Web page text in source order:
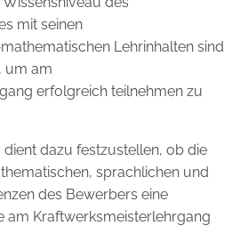
mit seinen
Lehrinhalten sind
um am
erfolgreich teilnehmen zu
dazu festzustellen, ob die
sprachlichen und
des Bewerbers eine
am Kraftwerksmeisterlehrgang